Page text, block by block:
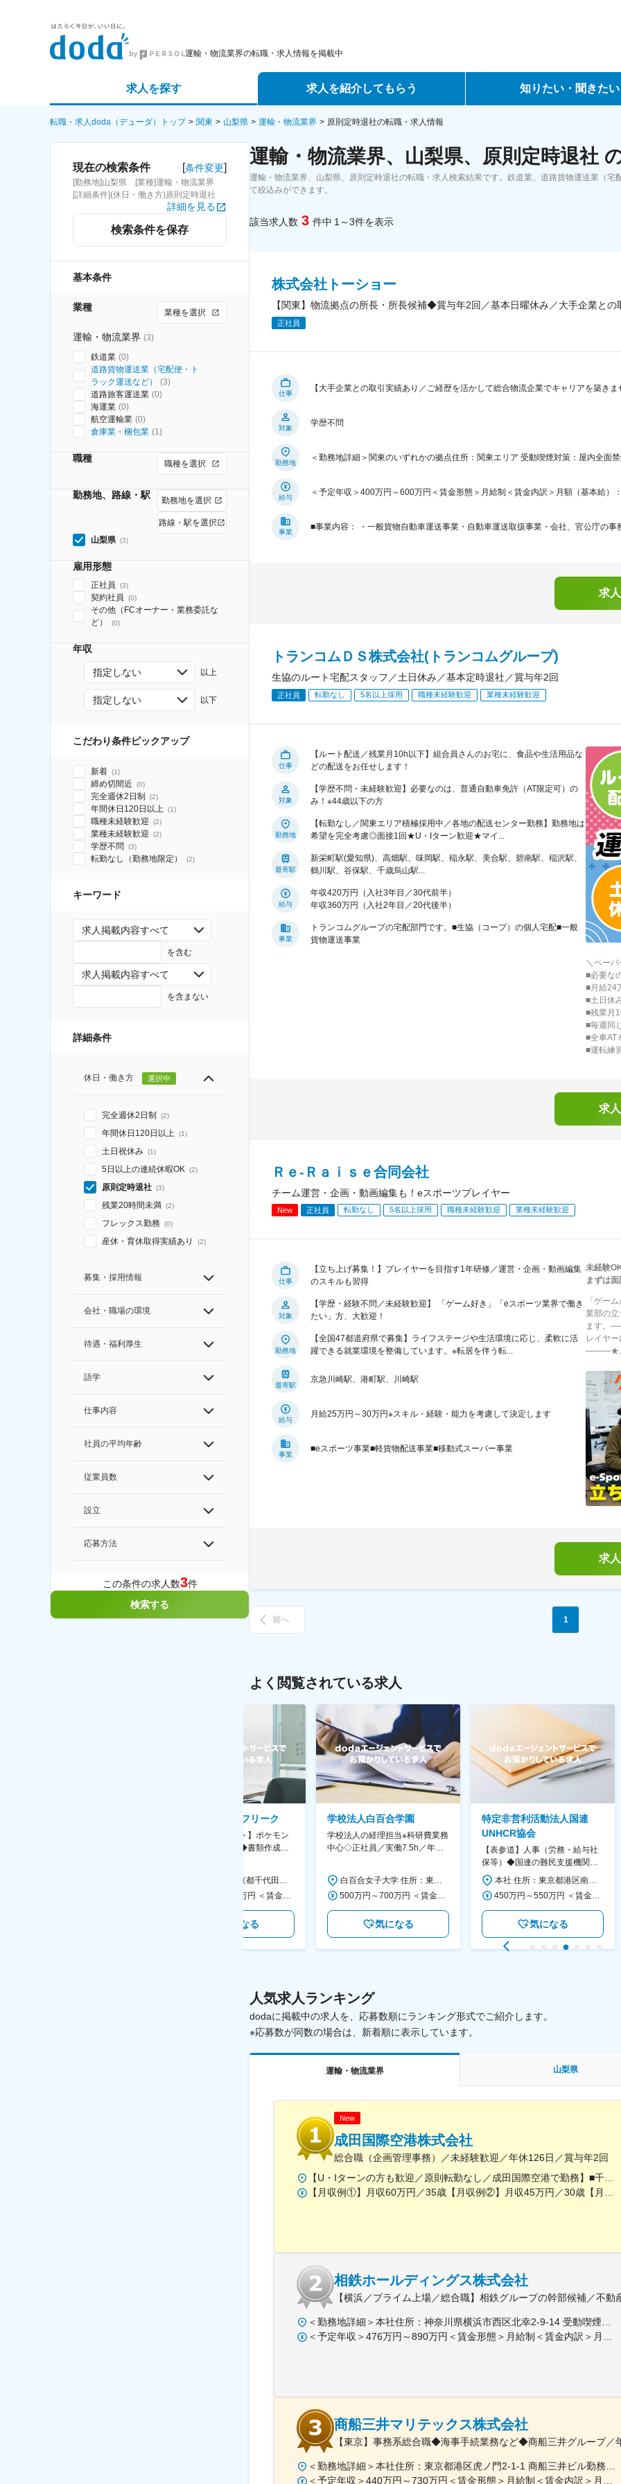
運輸・物流業界の転職・求人情報を掲載中
求人を探す
詳細条件から探す
求人特集から探す
求人を紹介してもらう
エージェントサービス
スカウトサービス
パートナーエージェントサービス
知りたい・聞きたい
データで見る転職
転職・求人doda（デューダ）トップ 関東 山梨県 運輸・物流業界 原則定時退社の転職・求人情報
現在の検索条件 [条件変更]
[勤務地]山梨県 [業種]運輸・物流業界
[詳細条件](休日・働き方)原則定時退社
詳細を見る
検索条件を保存
基本条件
業種 業種を選択
運輸・物流業界 (3)
鉄道業 (0)
道路貨物運送業（宅配便・ト
ラック運送など）
(3)
道路旅客運送業 (0)
海運業 (0)
航空運輸業 (0)
倉庫業・梱包業 (1)
職種 職種を選択
勤務地、路線・駅 勤務地を選択
路線・駅を選択
山梨県 (3)
雇用形態
正社員 (3)
契約社員 (0)
その他（FCオーナー・業務委託な
ど）
(0)
年収
指定しない 以上
指定しない 以下
こだわり条件ピックアップ
新着 (1)
締め切間近 (0)
完全週休2日制 (2)
年間休日120日以上 (1)
職種未経験歓迎 (2)
業種未経験歓迎 (2)
学歴不問 (3)
転勤なし（勤務地限定） (2)
キーワード
求人掲載内容すべて
を含む
求人掲載内容すべて
を含まない
詳細条件
休日・働き方 選択中
完全週休2日制 (2)
年間休日120日以上 (1)
土日祝休み (1)
5日以上の連続休暇OK (2)
原則定時退社 (3)
残業20時間未満 (2)
フレックス勤務 (0)
産休・育休取得実績あり (2)
募集・採用情報
会社・職場の環境
待遇・福利厚生
語学
仕事内容
社員の平均年齢
従業員数
設立
応募方法
この条件の求人数3件
検索する
運輸・物流業界、山梨県、原則定時退社
運輸・物流業界、山梨県、原則定時退社の転職・求人検索結果です。鉄道業、道路貨物運送業（
て絞込みができます。
該当求人数 3 件中 1～3件を表示
株式会社トーショー
【関東】物流拠点の所長・所長候補◆賞与年2回／基本日曜休み／大手企業との
正社員
仕事
【大手企業との取引実績あり／ご経歴を活かして総合物流企業でキャリアを築き
対象
学歴不問
勤務地
＜勤務地詳細＞関東のいずれかの拠点住所：関東エリア 受動喫煙対策：屋内全面
給与
＜予定年収＞400万円～600万円＜賃金形態＞月給制＜賃金内訳＞月額（基本給）
事業
■事業内容： ・一般貨物自動車運送事業・自動車運送取扱事業・会社、官公庁の
求
トランコムＤＳ株式会社(トランコムグループ)
生協のルート宅配スタッフ／土日休み／基本定時退社／賞与年2回
正社員 転勤なし 5名以上採用 職種未経験歓迎 業種未経験歓迎
仕事
【ルート配送／残業月10h以下】組合員さんのお宅に、食品や生活用品な
どの配送をお任せします！
対象
【学歴不問・未経験歓迎】必要なのは、普通自動車免許（AT限定可）の
み！※44歳以下の方
勤務地
【転勤なし／関東エリア積極採用中／各地の配送センター勤務】勤務地は
希望を完全考慮◎面接1回★U・Iターン歓迎★マイ...
最寄駅
新栄町駅(愛知県)、高畑駅、味岡駅、稲永駅、美合駅、碧南駅、稲沢駅、
鶴川駅、谷保駅、千歳烏山駅...
給与
年収420万円（入社3年目／30代前半）
年収360万円（入社2年目／20代後半）
事業
トランコムグループの宅配部門です。■生協（コープ）の個人宅配■一般
貨物運送事業
＼ペー
■必要な
■月給24
■土日休
■残業月
■毎週同
■全車AT
■運転練
求
Ｒｅ‐Ｒａｉｓｅ合同会社
チーム運営・企画・動画編集も！eスポーツプレイヤー
New 正社員 転勤なし 5名以上採用 職種未経験歓迎 業種未経験歓迎
仕事
【立ち上げ募集！】プレイヤーを目指す1年研修／運営・企画・動画編集
のスキルも習得
対象
【学歴・経験不問／未経験歓迎】 「ゲーム好き」「eスポーツ業界で働き
たい」方、大歓迎！
勤務地
【全国47都道府県で募集】ライフステージや生活環境に応じ、柔軟に活
躍できる就業環境を整備しています。※転居を伴う転...
最寄駅
京急川崎駅、港町駅、川崎駅
給与
月給25万円～30万円※スキル・経験・能力を考慮して決定します
事業
■eスポーツ事業■軽貨物配送事業■移動式スーパー事業
未経験
まずは
「ゲー
業部の
ます。
レイヤ
求
前へ 1
よく閲覧されている求人
株式会社ゲームフリーク
【庶務アシスタント】ポケモン
シリーズ開発企業◆書類作成・
本社 住所：東京都千代田区神田錦町2-2-1 KANDASQUARE 受動喫煙対策：屋内全面禁煙 変更の範囲：会社の定める事業所
350万円～500万円 ＜賃金形態＞ 月給制 ＜賃金内訳＞ 月額（基本給）：215,000円～307,000円 固定残業手当/月：76,700円～110,000円（固定残業時間45時間0分/月） 超過した時間外労働の残業手当は追加支給 ＜月給＞ 291,700円～417,000円（一律手当を含む） ＜昇給有無＞ 有 ＜残業手当＞ 有 ＜給与補足＞ ※経験・能力を考慮の上、年齢に関わりなく当社規定により優遇します。 賃金はあくまでも目安の金額であり、選考を通じて上下する可能性があります。 月給(月額)は固定手当を含めた表記です。
気になる
学校法人白百合学園
学校法人の経理担当※科研費業務
中心◇正社員／実働7.5h／年休
大学
白百合女子大学 住所：東京都調布市緑ヶ丘1-25 勤務地最寄駅：京王線／仙川駅 受動喫煙対策：屋内全面禁煙 変更の範囲：会社の定める事業所
500万円～700万円 ＜賃金形態＞ 月給制 ＜賃金内訳＞ 月額（基本給）：280,000円～430,000円 ＜月給＞ 280,000円～430,000円 ＜昇給有無＞ 有 ＜残業手当＞ 有 ＜給与補足＞ ※年齢・過去の経験に基づき、本学規定に合わせ決定 【残業手当】有 /残業時間に応じて全額支給（※想定年収に含む） 【各種手当】扶養手当/住宅手当/通勤手当 等 【賞与】年2回（6月、12月） 【昇給】年1回（4月） 賃金はあくまでも目安の金額であり、選考を通じて上下する可能性があります。 月給(月額)は固定手当を含めた表記です。
気になる
特定非営利活動法人国連
UNHCR協会
【表参道】人事（労務・給与社
保等）◆国連の難民支援機関の
活動を支える日本公式支援窓口
◆正職員登用前提
本社 住所：東京都港区南青山6-10-11 ウェスレーセンター3F 勤務地最寄駅：地下鉄各線／表参道駅 受動喫煙対策：屋内全面禁煙 変更の範囲：会社の定める事業所（リモートワーク含む）
450万円～550万円 ＜賃金形態＞ 月給制 ＜賃金内訳＞ 月額（基本給）：340,000円～420,000円 ＜月給＞ 340,000円～420,000円 ＜昇給有無＞ 有 ＜残業手当＞ 有 ＜給与補足＞ ※能力・経験によって決定します。 ■賞与あり（業績評価に応じて支給） 賃金はあくまでも目安の金額であり、選考を通じて上下する可能性があります。 月給(月額)は固定手当を含めた表記です。
気になる
人気求人ランキング
dodaに掲載中の求人を、応募数順にランキング形式でご紹介します。
※応募数が同数の場合は、新着順に表示しています。
運輸・物流業界 山梨県
New
成田国際空港株式会社
総合職（企画管理事務）／未経験歓迎／年休126日／賞与年2回
【U・Iターンの方も歓迎／原則転勤なし／成田国際空港で勤務】■千葉県成田市古込字古込1-1受動喫煙対策：オフィス内禁煙・分煙※自動車通勤：可能（必要条件を満たしている場合のみ）
【月収例①】月収60万円／35歳【月収例②】月収45万円／30歳【月収例③】月収41万円／25歳※各種手当(残業手当、住居手当、通勤手当等)込みの金額です。※別途賞与が年２回支給されます。※個人差がある旨、ご承知おきください。<月給>【初任給（大卒）】月給27万8600円＋各種手当(残業手当、住居手当、通勤手当等)＋賞与年2回【初任給（院卒）】月給30万500円＋各種手当(残業手当、住居手当、通勤手当等)＋賞与年2回※上記は新卒初任給です。経験やスキルを考慮して決定いたします。
相鉄ホールディングス株式会社
【横浜／プライム上場／総合職】相鉄グループの幹部候補／不
＜勤務地詳細＞本社住所：神奈川県横浜市西区北幸2-9-14 受動喫煙対策：屋内喫煙可能場所あり変更の範囲：会社の定める事業所
＜予定年収＞476万円～890万円＜賃金形態＞月給制＜賃金内訳＞月額（基本給）：269,000円～535,312円＜月給＞269,000円～535,312円＜昇給有無＞有＜残業手当＞有＜給与補足＞※これまでの経験とスキルに応じて判断いたします。■賞与：:5.7ヶ月（2026年度）■モデル年収：（例1）650万円 入社5年目 主任(月給39.7万円＋賞与174万円)（例2）832万円 入社9年目 係長(月給50.8万円＋賞与222万円)賃金はあくまでも目安の金額であり、選考を通じて上下する可能性があります。月給(月額)は固定手当を含めた表記です。
商船三井マリテックス株式会社
【東京】事務系総合職◆海事手続業務など◆商船三井グループ／
＜勤務地詳細＞本社住所：東京都港区虎ノ門2-1-1 商船三井ビル勤務地最寄駅：東京メトロ銀座線／虎ノ門駅受動喫煙対策：屋内全面禁煙変更の範囲：会社の定める事業所
＜予定年収＞440万円～730万円＜賃金形態＞月給制＜賃金内訳＞月額（基本給）：291,800円～487,000円＜月給＞291,800円～487,000円＜昇給有無＞有＜残業手当＞有＜給与補足＞※上記想定年収には賞与3ヶ月分を含みます。金額は目安の金額であり、これまでのご経験・スキル・現年収等を総合的に考慮し決定いたします。■昇給：年1回■賞与：3ヶ月分（前年度実績）賃金はあくまでも目安の金額であり、選考を通じて上下する可能性があります。月給(月額)は固定手当を含めた表記です。